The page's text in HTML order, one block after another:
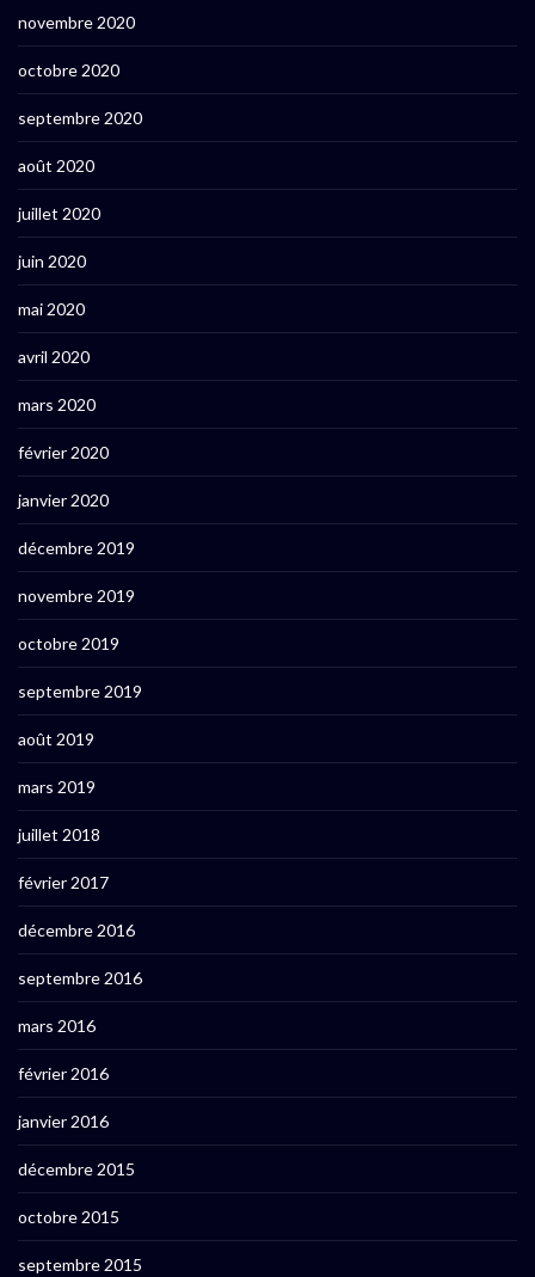
novembre 2020
octobre 2020
septembre 2020
août 2020
juillet 2020
juin 2020
mai 2020
avril 2020
mars 2020
février 2020
janvier 2020
décembre 2019
novembre 2019
octobre 2019
septembre 2019
août 2019
mars 2019
juillet 2018
février 2017
décembre 2016
septembre 2016
mars 2016
février 2016
janvier 2016
décembre 2015
octobre 2015
septembre 2015